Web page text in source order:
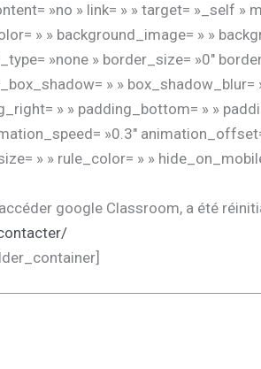
»no » link= » » target= »_self »
» » background_image= » »
»none » border_size= »0″
» » box_shadow_blur=
» » padding_bottom= » »
»0.3″
» » rule_color= » »
google Classroom, a été